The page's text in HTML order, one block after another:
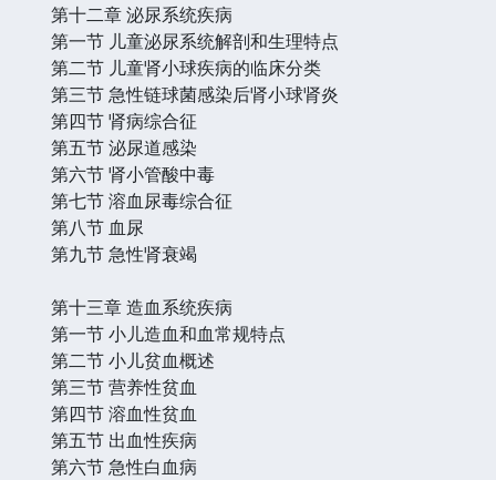
第十二章 泌尿系统疾病
第一节 儿童泌尿系统解剖和生理特点
第二节 儿童肾小球疾病的临床分类
第三节 急性链球菌感染后肾小球肾炎
第四节 肾病综合征
第五节 泌尿道感染
第六节 肾小管酸中毒
第七节 溶血尿毒综合征
第八节 血尿
第九节 急性肾衰竭
第十三章 造血系统疾病
第一节 小儿造血和血常规特点
第二节 小儿贫血概述
第三节 营养性贫血
第四节 溶血性贫血
第五节 出血性疾病
第六节 急性白血病